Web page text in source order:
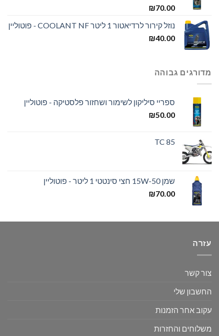
₪70.00
נוזל קירור לרדיאטור 1 ליטר COOLANT NF - פוטוליין
₪40.00
מדורגים גבוהה
ספריי סיליקון לשימור ושחזור פלסטיקה - פוטוליין
₪50.00
TC 85
שמן 15W-50 חצי סינטטי 1 ליטר - פוטוליין
₪70.00
עזרה
צור קשר
החשבון שלי
עקוב אחר הזמנות
משלוחים והחזרות